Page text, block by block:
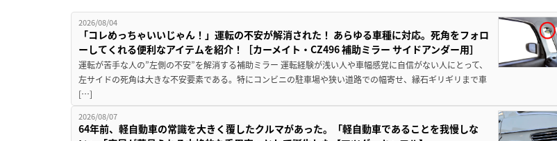
2026/08/04
「コレめっちゃいいじゃん！」運転の不安が解消された！ あらゆる車種に対応。死角をフォロ
ーしてくれる便利なアイテムを紹介！［カーメイト・CZ496 補助ミラー サイドアンダー用］
運転が苦手な人の”左側の不安”を解消する補助ミラー 運転経験が浅い人や車幅感覚に自信がない人にとって、
左サイドの死角は大きな不安要素である。特にコンビニの駐車場や狭い道路での幅寄せ、縁石ギリギリまで車
[…]
2026/08/07
64年前、軽自動車の常識を大きく覆したクルマがあった。「軽自動車であることを我慢しな